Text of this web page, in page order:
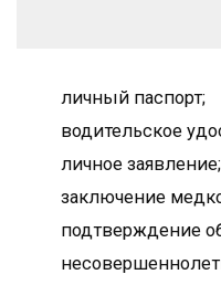
личный паспорт;
водительское
личное заявление;
заключение
подтверждение